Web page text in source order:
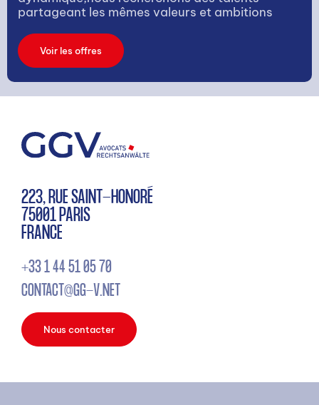
partageant les mêmes valeurs et ambitions
Voir les offres
223, RUE SAINT-HONORÉ
75001 PARIS
FRANCE
+33 1 44 51 05 70
CONTACT@GG-V.NET
Nous contacter